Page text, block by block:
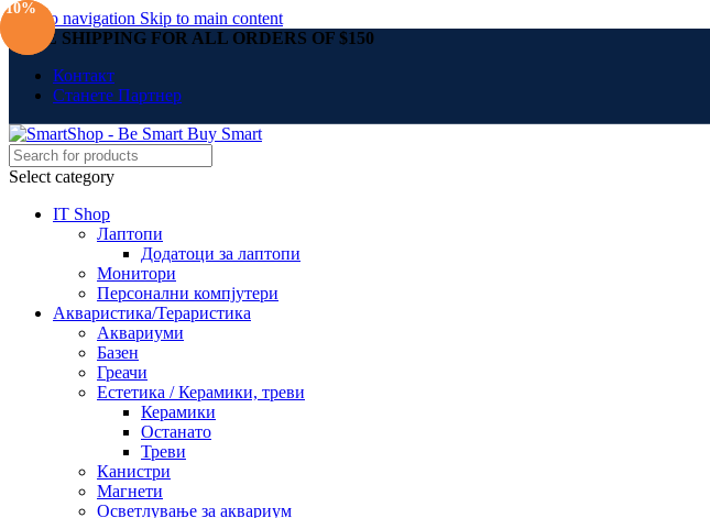
Skip to navigation Skip to main content
FREE SHIPPING FOR ALL ORDERS OF $150
Контакт
Станете Партнер
Select category
IT Shop
Лаптопи
Додатоци за лаптопи
Монитори
Персонални компјутери
Акваристика/Тераристика
Аквариуми
Базен
Греачи
Естетика / Керамики, треви
Керамики
Останато
Треви
Канистри
Магнети
Осветлување за аквариум
-6%
-10%